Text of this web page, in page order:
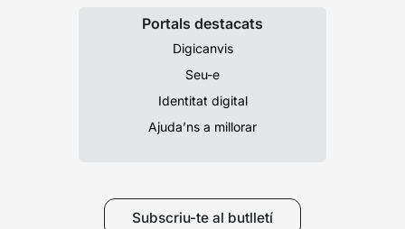
Portals destacats
Digicanvis
Seu-e
Identitat digital
Ajuda’ns a millorar
Subscriu-te al butlletí